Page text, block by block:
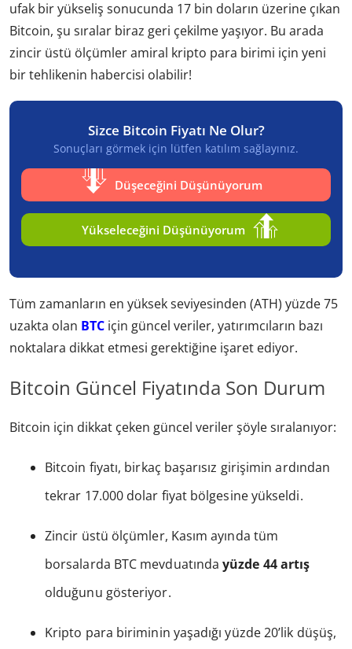
ufak bir yükseliş sonucunda 17 bin doların üzerine çıkan
Bitcoin, şu sıralar biraz geri çekilme yaşıyor. Bu arada
zincir üstü ölçümler amiral kripto para birimi için yeni
bir tehlikenin habercisi olabilir!
Sizce Bitcoin Fiyatı Ne Olur?
Sonuçları görmek için lütfen katılım sağlayınız.
Düşeceğini Düşünüyorum
Yükseleceğini Düşünüyorum
Tüm zamanların en yüksek seviyesinden (ATH) yüzde 75
uzakta olan BTC için güncel veriler, yatırımcıların bazı
noktalara dikkat etmesi gerektiğine işaret ediyor.
Bitcoin Güncel Fiyatında Son Durum
Bitcoin için dikkat çeken güncel veriler şöyle sıralanıyor:
Bitcoin fiyatı, birkaç başarısız girişimin ardından
tekrar 17.000 dolar fiyat bölgesine yükseldi.
Zincir üstü ölçümler, Kasım ayında tüm
borsalarda BTC mevduatındayüzde 44 artış
olduğunu gösteriyor.
Kripto para biriminin yaşadığı yüzde 20’lik düşüş,